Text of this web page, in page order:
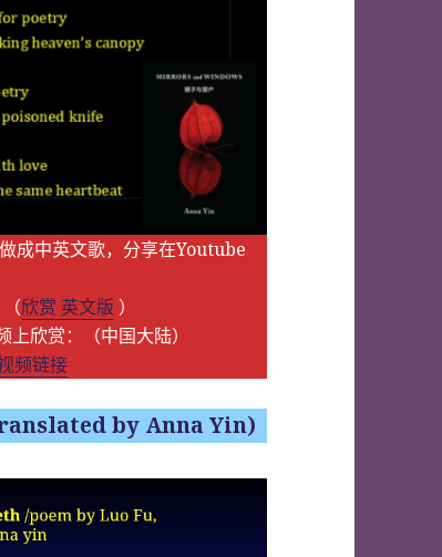
成中英文歌，分享在Youtube
欣赏 英文版 ）
欣赏：（中国大陆）
频链接
by Anna Yin)